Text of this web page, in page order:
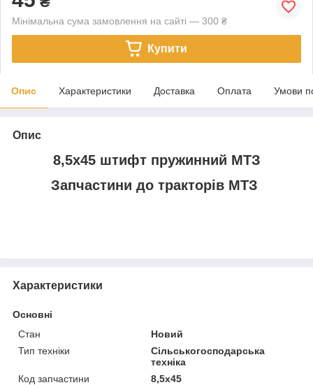
Мінімальна сума замовлення на сайті — 300 ₴
Купити
Опис Характеристики Доставка Оплата Умови
Опис
8,5х45 штифт пружинний МТЗ
Запчастини до тракторів МТЗ
Характеристики
Основні
Стан
Новий
Тип техніки
Сільськогосподарська
техніка
Код запчастини
8,5х45